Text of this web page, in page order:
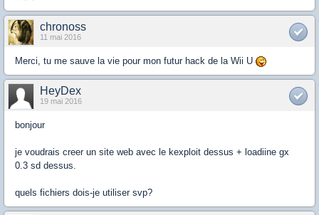
chronoss
11 mai 2016
Merci, tu me sauve la vie pour mon futur hack de la Wii U
HeyDex
19 mai 2016
bonjour
je voudrais creer un site web avec le kexploit dessus + loadiine gx
0.3 sd dessus.
quels fichiers dois-je utiliser svp?